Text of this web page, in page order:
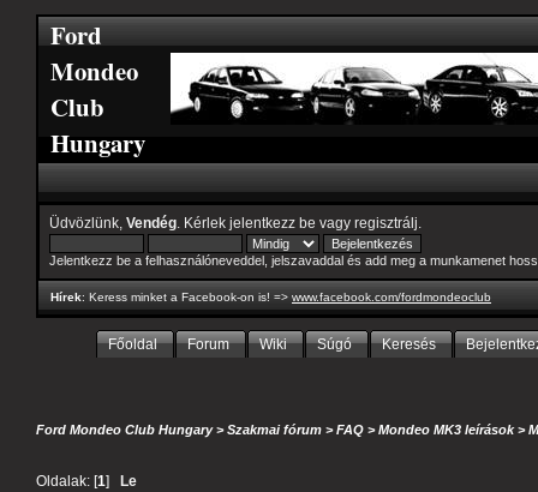
Ford
Mondeo
Club
Hungary
Üdvözlünk, Vendég . Kérlek jelentkezz be vagy regisztrálj
Jelentkezz be a felhasználóneveddel, jelszavaddal és add meg a munkamenet
Hírek: Keress minket a Facebook-on is! => www.facebook.com/fordmondeoclub
Főoldal Forum Wiki Súgó Keresés
Ford Mondeo Club Hungary>Szakmai fórum >FAQ >Mondeo MK3 leírások>
Oldalak: [1] Le